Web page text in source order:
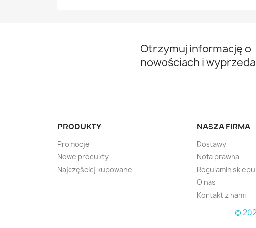
Otrzymuj informację o
nowościach i
PRODUKTY
Promocje
Nowe produkty
Najczęściej kupowane
NASZA FIRMA
Dostawy
Nota prawna
Regulamin sklepu
O nas
Kontakt z nami
©